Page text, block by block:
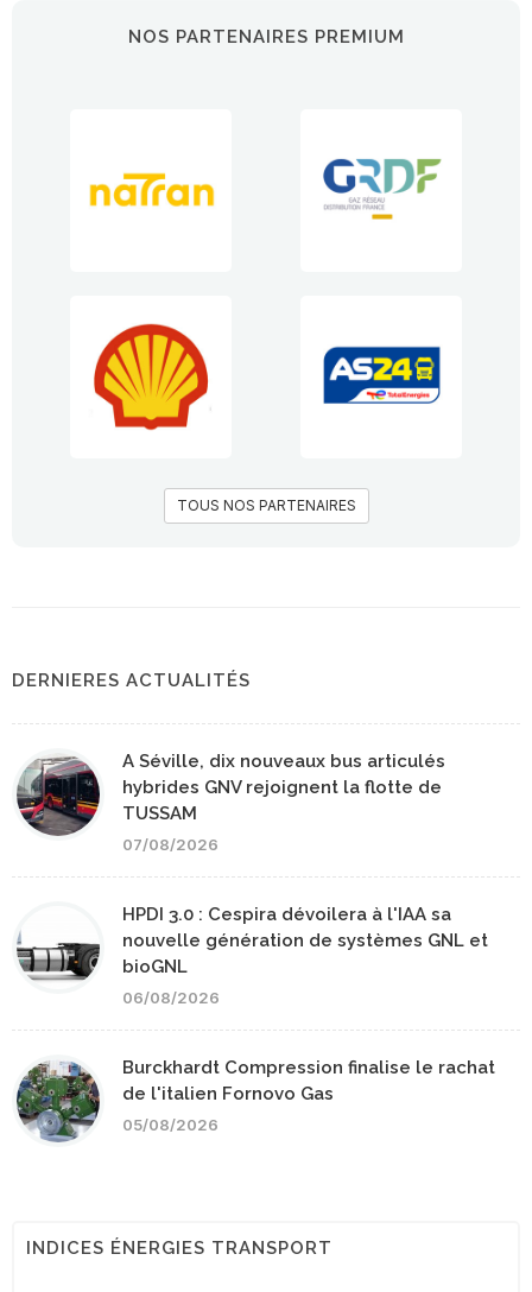
NOS PARTENAIRES PREMIUM
TOUS NOS PARTENAIRES
DERNIERES ACTUALITÉS
A Séville, dix nouveaux bus articulés
hybrides GNV rejoignent la flotte de
TUSSAM
07/08/2026
HPDI 3.0 : Cespira dévoilera à l'IAA sa
nouvelle génération de systèmes GNL et
bioGNL
06/08/2026
Burckhardt Compression finalise le rachat
de l'italien Fornovo Gas
05/08/2026
INDICES ÉNERGIES TRANSPORT